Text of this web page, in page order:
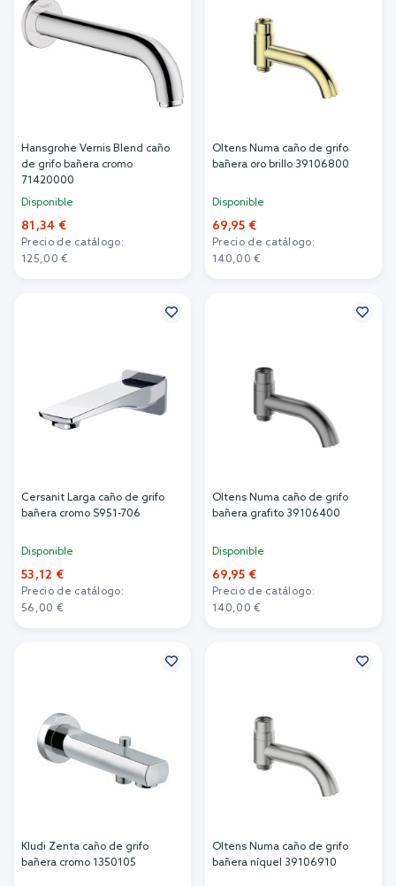
Hansgrohe Vernis Blend caño
de grifo bañera cromo
71420000
Disponible
81,34 €
Precio de catálogo:
125,00 €
Oltens Numa caño de grifo
bañera oro brillo 39106800
Disponible
69,95 €
Precio de catálogo:
140,00 €
Cersanit Larga caño de grifo
bañera cromo S951-706
Disponible
53,12 €
Precio de catálogo:
56,00 €
Oltens Numa caño de grifo
bañera grafito 39106400
Disponible
69,95 €
Precio de catálogo:
140,00 €
Kludi Zenta caño de grifo
bañera cromo 1350105
Oltens Numa caño de grifo
bañera níquel 39106910